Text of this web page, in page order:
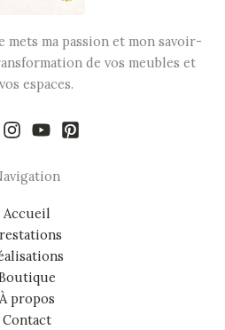
ma passion et mon savoir-
de vos meubles et
espaces.
Accueil
À propos
Contact